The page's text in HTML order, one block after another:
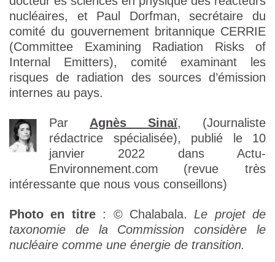
nucléaires, et Paul Dorfman, secrétaire du
comité du gouvernement britannique CERRIE
(Committee Examining Radiation Risks of
Internal Emitters), comité examinant les
risques de radiation des sources d’émission
internes au pays.
Par Agnès Sinaï, (Journaliste
rédactrice spécialisée), publié le 10
janvier 2022 dans Actu-
Environnement.com
(revue très
intéressante que nous vous conseillons)
Photo en titre: © Chalabala. Le projet de
taxonomie de la Commission considère le
nucléaire comme une énergie de transition.